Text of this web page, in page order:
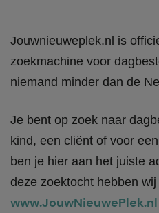
Jouwnieuweplek.nl is
zoekmachine voor
niemand minder dan de
Je bent op zoek naar
kind, een cliënt of voor
ben je hier aan het juiste
deze zoektocht hebben
www.JouwNieuwePlek.nl